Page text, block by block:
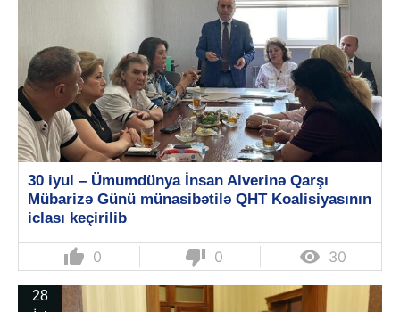
30 iyul – Ümumdünya İnsan Alverinə Qarşı
Mübarizə Günü münasibətilə QHT Koalisiyasının
iclası keçirilib
thumb_up 0 thumb_down 0  30
28